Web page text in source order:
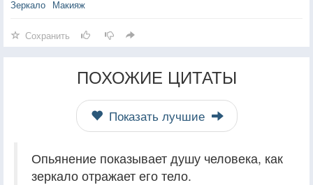
Зеркало Макияж
Сохранить
ПОХОЖИЕ ЦИТАТЫ
Показать лучшие
Опьянение показывает душу человека, как
зеркало отражает его тело.